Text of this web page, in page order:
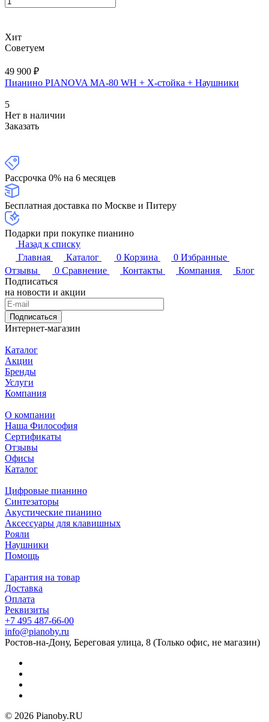
Хит
Советуем
49 900 ₽
Пианино PIANOVA MA-80 WH + X-cтойка + Наушники
5
Нет в наличии
Заказать
Рассрочка 0% на 6 месяцев
Бесплатная доставка по Москве и Питеру
Подарки при покупке пианино
Назад к списку
Главная
Каталог 0 Корзина 0 Избранные
Отзывы
0 Сравнение Контакты Компания
Блог
Подписаться
на новости и акции
Подписаться
Интернет-магазин
Каталог
Акции
Бренды
Услуги
Компания
О компании
Наша Философия
Сертификаты
Отзывы
Офисы
Каталог
Цифровые пианино
Синтезаторы
Акустические пианино
Аксессуары для клавишных
Рояли
Наушники
Помощь
Гарантия на товар
Доставка
Оплата
Реквизиты
+7 495 487-66-00
info@pianoby.ru
Ростов-на-Дону, Береговая улица, 8 (Только офис, не магазин)
© 2026 Pianoby.RU